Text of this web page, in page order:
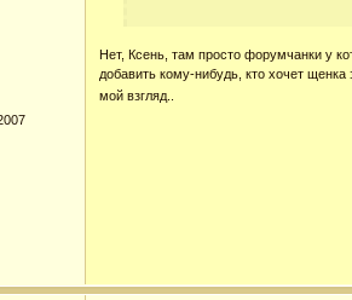
Нет, Ксень, там просто форумчанки у
добавить кому-нибудь, кто хочет
мой взгляд..